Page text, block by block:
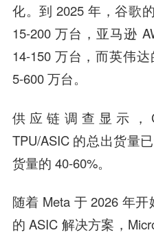
化。到 2025 年，谷歌
15-200 万台，亚马逊
14-150 万台，而英伟
5-600 万台。
供应链调查显示，
TPU/ASIC 的总出货量
货量的 40-60%。
随着 Meta 于 2026 年
的 ASIC 解决方案，